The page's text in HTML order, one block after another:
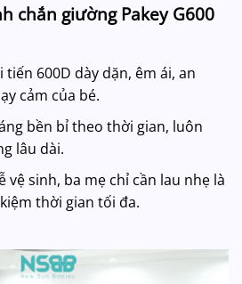
chắn giường Pakey G600
600D dày dặn, êm ái, an
cảm của bé.
bền bỉ theo thời gian, luôn
lâu dài.
vệ sinh, ba mẹ chỉ cần lau nhẹ là
thời gian tối đa.